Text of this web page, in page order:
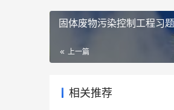
固体废物污染控制工程习
上一篇
相关推荐